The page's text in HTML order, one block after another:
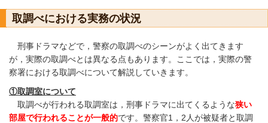
取調べにおける実務の状況
刑事ドラマなどで，警察の取調べのシーンがよく出てきます
が，実際の取調べとは異なる点もあります。ここでは，実際の警
察署における取調べについて解説していきます。
①取調室について
取調べが行われる取調室は，刑事ドラマに出てくるような狭い
部屋で行われることが一般的です。警察官1，2人が被疑者と取調